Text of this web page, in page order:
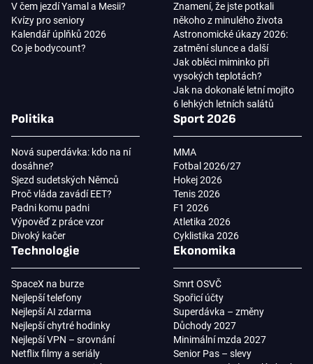
V čem jezdí Yamal a Mesii?
Kvízy pro seniory
Kalendář úplňků 2026
Co je bodycount?
Znamení, že jste potkali
někoho z minulého života
Astronomické úkazy 2026:
zatmění slunce a další
Jak obléci miminko při
vysokých teplotách?
Jak na dokonalé letní mojito
6 lehkých letních salátů
Politika
Nová superdávka: kdo na ní
dosáhne?
Sjezd sudetských Němců
Proč vláda zavádí EET?
Padni komu padni
Výpověď z práce vzor
Divoký kačer
Sport 2026
MMA
Fotbal 2026/27
Hokej 2026
Tenis 2026
F1 2026
Atletika 2026
Cyklistika 2026
Technologie
SpaceX na burze
Nejlepší telefony
Nejlepší AI zdarma
Nejlepší chytré hodinky
Nejlepší VPN – srovnání
Netflix filmy a seriály
Ekonomika
Smrt OSVČ
Spořicí účty
Superdávka – změny
Důchody 2027
Minimální mzda 2027
Senior Pas – slevy